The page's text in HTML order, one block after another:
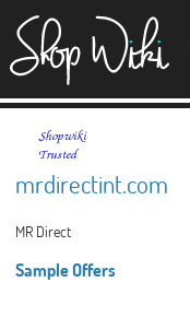
mrdirectint.com
MR Direct
Sample Offers